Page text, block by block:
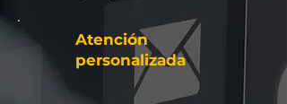
Atención
personalizada